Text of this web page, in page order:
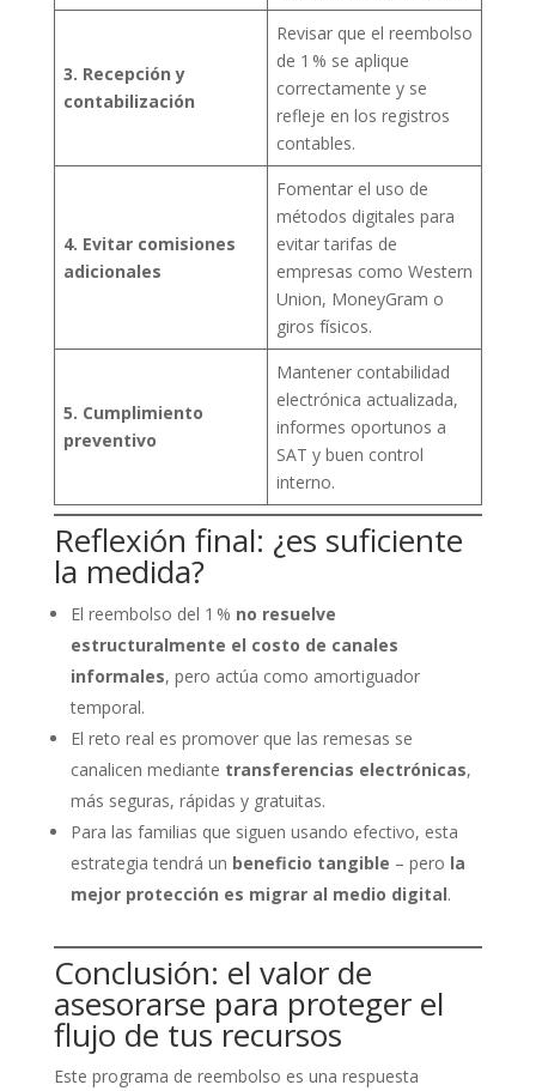
3. Recepción y
contabilización
Revisar que el reembolso
de 1 % se aplique
correctamente y se
refleje en los registros
contables.
4. Evitar comisiones
adicionales
Fomentar el uso de
métodos digitales para
evitar tarifas de
empresas como Western
Union, MoneyGram o
giros físicos.
5. Cumplimiento
preventivo
Mantener contabilidad
electrónica actualizada,
informes oportunos a
SAT y buen control
interno.
Reflexión final: ¿es suficiente
la medida?
El reembolso del 1 % no resuelve
estructuralmente el costo de canales
informales, pero actúa como amortiguador
temporal.
El reto real es promover que las remesas se
canalicen mediante transferencias electrónicas,
más seguras, rápidas y gratuitas.
Para las familias que siguen usando efectivo, esta
estrategia tendrá un beneficio tangible – pero la
mejor protección es migrar al medio digital.
Conclusión: el valor de
asesorarse para proteger el
flujo de tus recursos
Este programa de reembolso es una respuesta